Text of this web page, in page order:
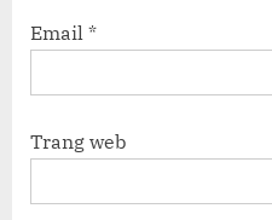
Email *
Trang web